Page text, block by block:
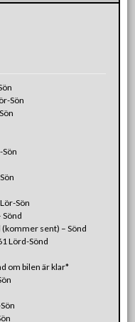
Sön
Sön
Sönd
(kommer sent) – Sönd
Lörd-Sönd
om bilen är klar*